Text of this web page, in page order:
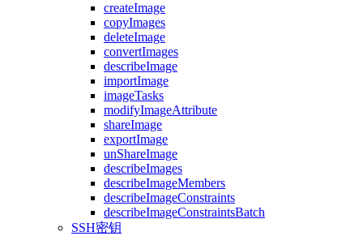
createImage
copyImages
deleteImage
convertImages
describeImage
importImage
imageTasks
modifyImageAttribute
shareImage
exportImage
unShareImage
describeImages
describeImageMembers
describeImageConstraints
describeImageConstraintsBatch
SSH密钥